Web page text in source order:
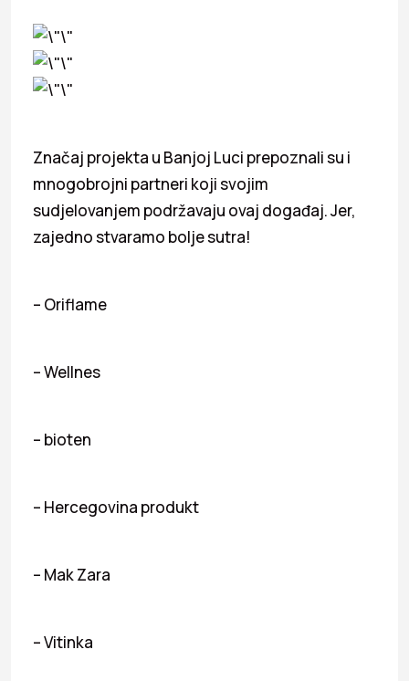
Značaj projekta u Banjoj Luci prepoznali su i
mnogobrojni partneri koji svojim
sudjelovanjem podržavaju ovaj događaj. Jer,
zajedno stvaramo bolje sutra!
– Oriflame
– Wellnes
– bioten
– Hercegovina produkt
– Mak Zara
– Vitinka